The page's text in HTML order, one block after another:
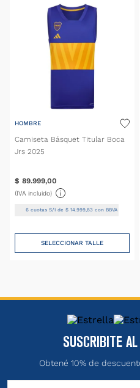
HOMBRE
Camiseta Básquet Titular Boca
Jrs 2025
$ 89.999,00
(IVA incluido)
6 cuotas S/I de$ 14.999,83 con BBVA
SELECCIONAR TALLE
SUSCRIBITE AL
Obtené 10% de